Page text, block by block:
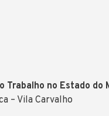
Trabalho no Estado do
– Vila Carvalho